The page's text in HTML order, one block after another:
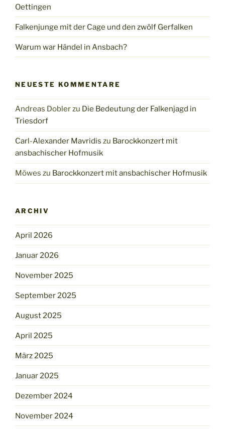
Oettingen
Falkenjunge mit der Cage und den zwölf Gerfalken
Warum war Händel in Ansbach?
NEUESTE KOMMENTARE
Andreas Doblerzu Die Bedeutung der Falkenjagd in
Triesdorf
Carl-Alexander Mavridis zu Barockkonzert mit
ansbachischer Hofmusik
Möwes zu Barockkonzert mit ansbachischer Hofmusik
ARCHIV
April 2026
Januar 2026
November 2025
September 2025
August 2025
April 2025
März 2025
Januar 2025
Dezember 2024
November 2024